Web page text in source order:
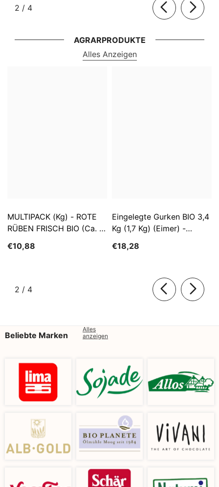
2 / von
4
AGRARPRODUKTE
Alles Anzeigen
MULTIPACK (kg) - ROTE
RÜBEN FRISCH BIO (ca. 5
€10,88
Eingelegte Gurken BIO 3,4
Kg (1,7 Kg) (Eimer) -
€18,28
2 / von
4
Beliebte Marken
Alles
anzeigen